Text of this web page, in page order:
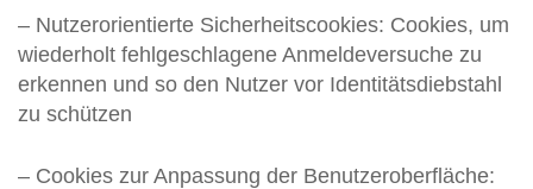
– Nutzerorientierte Sicherheitscookies: Cookies, um
wiederholt fehlgeschlagene Anmeldeversuche zu
erkennen und so den Nutzer vor Identitätsdiebstahl
zu schützen
– Cookies zur Anpassung der Benutzeroberfläche: